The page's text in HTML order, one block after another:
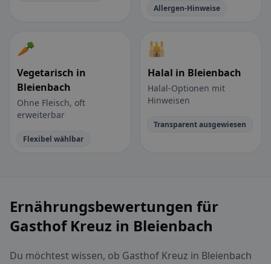
Allergen-Hinweise
🥕
Vegetarisch in
Bleienbach
Ohne Fleisch, oft
erweiterbar
Flexibel wählbar
🕌
Halal in Bleienbach
Halal-Optionen mit
Hinweisen
Transparent ausgewiesen
Ernährungsbewertungen für
Gasthof Kreuz in Bleienbach
Du möchtest wissen, ob Gasthof Kreuz in Bleienbach